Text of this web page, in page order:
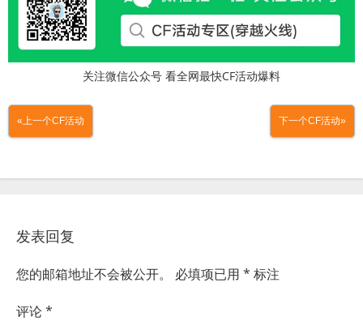
关注微信公众号 看全网最快CF活动爆料
«上一个CF活动 下一个CF活动»
发表回复
您的邮箱地址不会被公开。 必填项已用 * 标注
评论*